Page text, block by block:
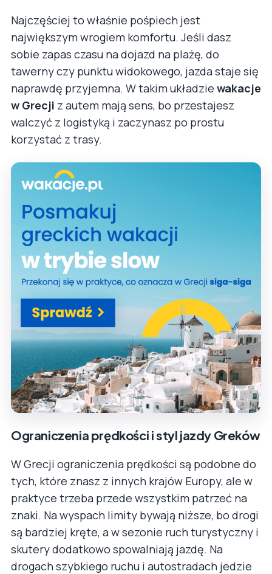
Najczęściej to właśnie pośpiech jest
największym wrogiem komfortu. Jeśli dasz
sobie zapas czasu na dojazd na plażę, do
tawerny czy punktu widokowego, jazda staje się
naprawdę przyjemna. W takim układzie wakacje
w Grecji z autem mają sens, bo przestajesz
walczyć z logistyką i zaczynasz po prostu
korzystać z trasy.
Ograniczenia prędkości i styl jazdy Greków
W Grecji ograniczenia prędkości są podobne do
tych, które znasz z innych krajów Europy, ale w
praktyce trzeba przede wszystkim patrzeć na
znaki. Na wyspach limity bywają niższe, bo drogi
są bardziej kręte, a w sezonie ruch turystyczny i
skutery dodatkowo spowalniają jazdę. Na
drogach szybkiego ruchu i autostradach jedzie